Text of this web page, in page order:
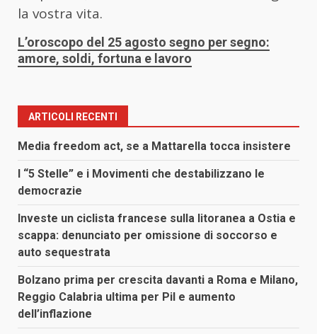
la vostra vita.
L’oroscopo del 25 agosto segno per segno:
amore, soldi, fortuna e lavoro
ARTICOLI RECENTI
Media freedom act, se a Mattarella tocca insistere
I “5 Stelle” e i Movimenti che destabilizzano le
democrazie
Investe un ciclista francese sulla litoranea a Ostia e
scappa: denunciato per omissione di soccorso e
auto sequestrata
Bolzano prima per crescita davanti a Roma e Milano,
Reggio Calabria ultima per Pil e aumento
dell’inflazione